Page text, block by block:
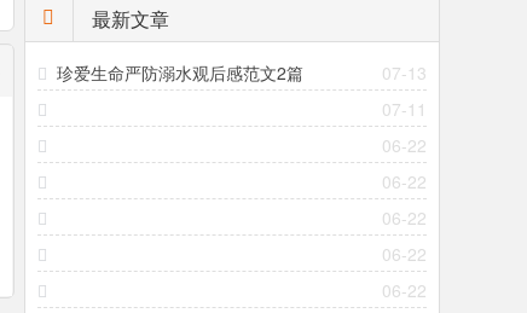
最新文章
07-13
珍爱生命严防溺水观后感范文2篇
07-11
06-22
06-22
06-22
06-22
06-22